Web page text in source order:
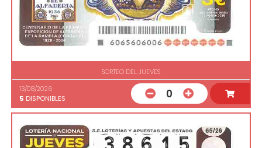
SORTEO DEL JUEVES
13/08/2026
5 DISPONIBLES 0